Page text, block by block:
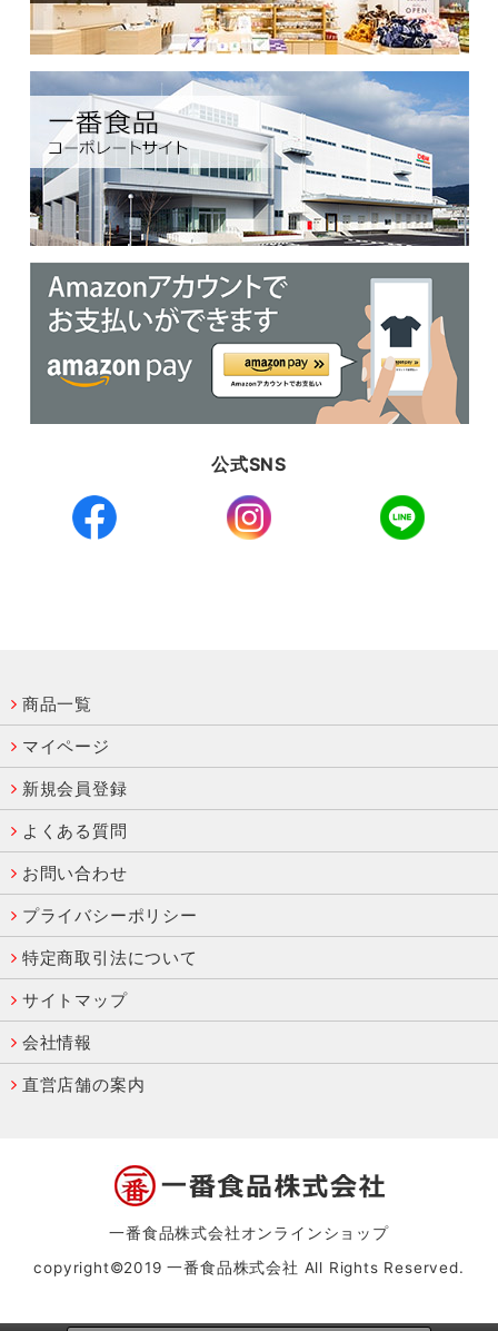
公式SNS
商品一覧
マイページ
新規会員登録
よくある質問
お問い合わせ
プライバシーポリシー
特定商取引法について
サイトマップ
会社情報
直営店舗の案内
一番食品株式会社オンラインショップ
copyright©2019 一番食品株式会社 All Rights Reserved.